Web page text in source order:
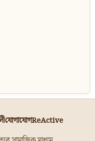
যোগাযোগReActive